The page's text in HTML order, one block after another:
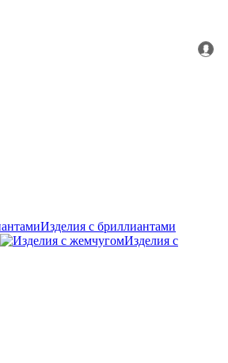
Изделия с бриллиантами
Изделия с